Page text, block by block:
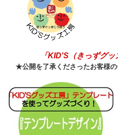
「KID'S（きっずグッ
★公開を了承くださったお客様